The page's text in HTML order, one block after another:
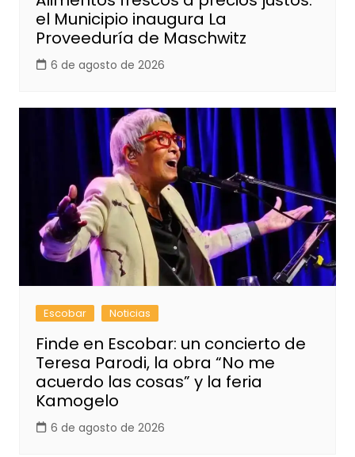
el Municipio inaugura La
Proveeduría de Maschwitz
6 de agosto de 2026
Escobar Noticias
Finde en Escobar: un concierto de
Teresa Parodi, la obra “No me
acuerdo las cosas” y la feria
Kamogelo
6 de agosto de 2026